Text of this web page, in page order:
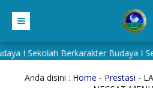
BERANDA
PROFIL SEKOLAH
Berkarakter Budaya I
Anda disini : Home - Prestasi -